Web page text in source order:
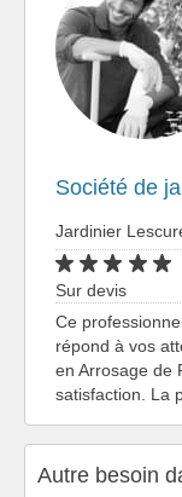
Société de
Jardinier
Sur devis
Ce
répond à vos
en Arrosage de
satisfaction. La
Autre besoin